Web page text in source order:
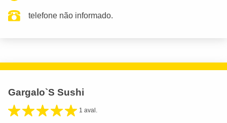
telefone não informado.
Gargalo`S Sushi
1 aval.